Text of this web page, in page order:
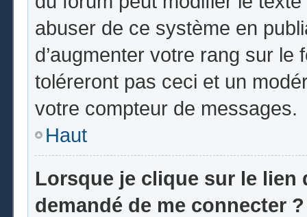
abuser de ce système en
d’augmenter votre rang sur
toléreront pas ceci et un
votre compteur de messages.
Haut
Lorsque je clique sur le lien
demandé de me connecter ?